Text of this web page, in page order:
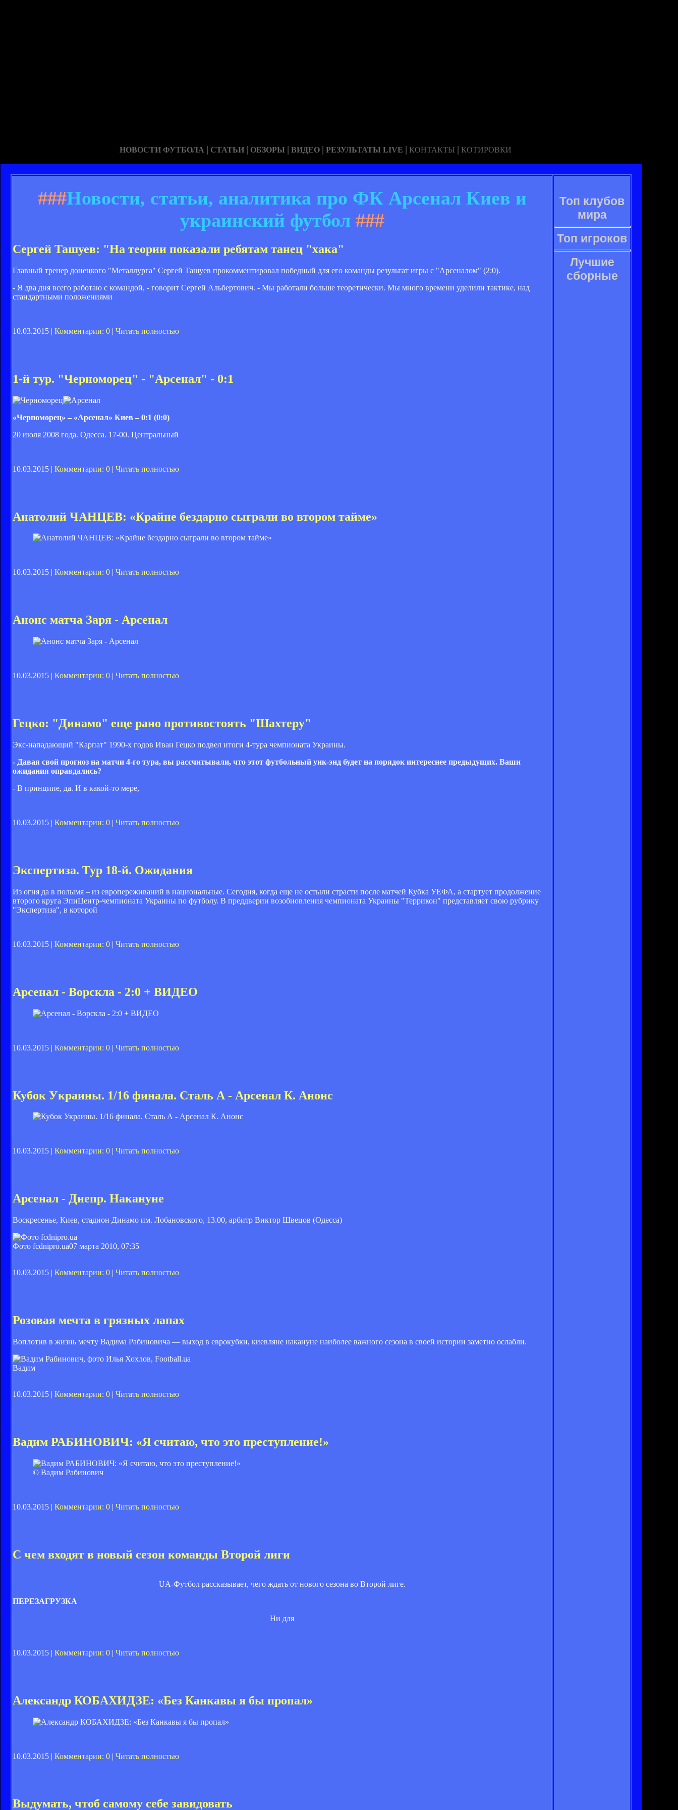
НОВОСТИ ФУТБОЛА | СТАТЬИ | ОБЗОРЫ | ВИДЕО | РЕЗУЛЬТАТЫ LIVE | КОНТАКТЫ | КОТИРОВКИ
###Новости, статьи, аналитика про ФК Арсенал Киев и
украинский футбол###
Сергей Ташуев: "На теории показали ребятам танец "хака"
Главный тренер донецкого "Металлурга" Сергей Ташуев прокомментировал победный для его команды результат игры с "Арсеналом" (2:0).
- Я два дня всего работаю с командой, - говорит Сергей Альбертович. - Мы работали больше теоретически. Мы много времени уделили тактике, над
стандартными положениями
10.03.2015 | Комментарии: 0 | Читать полностью
1-й тур. "Черноморец" - "Арсенал" - 0:1
«Черноморец» – «Арсенал» Киев – 0:1 (0:0)
20 июля 2008 года. Одесса. 17-00. Центральный
10.03.2015 | Комментарии: 0 | Читать полностью
Анатолий ЧАНЦЕВ: «Крайне бездарно сыграли во втором тайме»
10.03.2015 | Комментарии: 0 | Читать полностью
Анонс матча Заря - Арсенал
10.03.2015 | Комментарии: 0 | Читать полностью
Гецко: "Динамо" еще рано противостоять "Шахтеру"
Экс-нападающий "Карпат" 1990-х годов Иван Гецко подвел итоги 4-тура чемпионата Украины.
- Давая свой прогноз на матчи 4-го тура, вы рассчитывали, что этот футбольный уик-энд будет на порядок интереснее предыдущих. Ваши
ожидания оправдались?
- В принципе, да. И в какой-то мере,
10.03.2015 | Комментарии: 0 | Читать полностью
Экспертиза. Тур 18-й. Ожидания
Из огня да в полымя – из европереживаний в национальные. Сегодня, когда еще не остыли страсти после матчей Кубка УЕФА, а стартует продолжение
второго круга ЭпиЦентр-чемпионата Украины по футболу. В преддверии возобновления чемпионата Украины "Террикон" представляет свою рубрику
"Экспертиза", в которой
10.03.2015 | Комментарии: 0 | Читать полностью
Арсенал - Ворскла - 2:0 + ВИДЕО
10.03.2015 | Комментарии: 0 | Читать полностью
Кубок Украины. 1/16 финала. Сталь А - Арсенал К. Анонс
10.03.2015 | Комментарии: 0 Читать полностью
Арсенал - Днепр. Накануне
Воскресенье, Киев, стадион Динамо им. Лобановского, 13.00, арбитр Виктор Швецов (Одесса)
Фото fcdnipro.ua07 марта 2010, 07:35
10.03.2015 | Комментарии: 0 | Читать полностью
Розовая мечта в грязных лапах
Воплотив в жизнь мечту Вадима Рабиновича — выход в еврокубки, киевляне накануне наиболее важного сезона в своей истории заметно ослабли.
Вадим
10.03.2015 | Комментарии: 0 | Читать полностью
Вадим РАБИНОВИЧ: «Я считаю, что это преступление!»
© Вадим Рабинович
10.03.2015 | Комментарии: 0 | Читать полностью
С чем входят в новый сезон команды Второй лиги
UA-Футбол рассказывает, чего ждать от нового сезона во Второй лиге.
ПЕРЕЗАГРУЗКА
Ни для
10.03.2015 | Комментарии: 0 | Читать полностью
Александр КОБАХИДЗЕ: «Без Канкавы я бы пропал»
10.03.2015 | Комментарии: 0 | Читать полностью
Выдумать, чтоб самому себе завидовать
Топ клубов
мира
Топ игроков
Лучшие
сборные